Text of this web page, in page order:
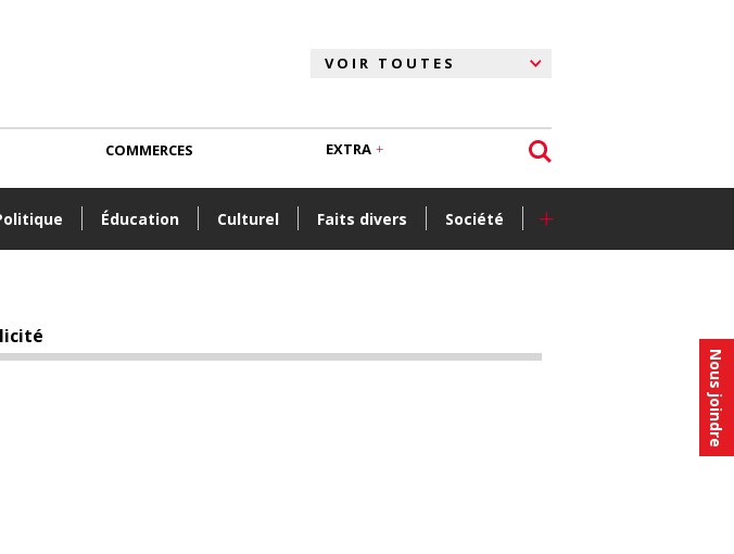
Nous joindre
Éducation Culturel Faits divers Société +
COMMERCES EXTRA